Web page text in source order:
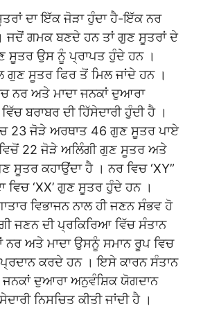
ਦਾ ਇੱਕ ਜੋੜਾ ਹੁੰਦਾ ਹੈ-ਇੱਕ ਨਰ
ਜਦੋਂ ਗਮਕ ਬਣਦੇ ਹਨ ਤਾਂ ਗੁਣ ਸੂਤਰਾਂ ਦੇ
ਉਸ ਨੂੰ ਪ੍ਰਾਪਤ ਹੁੰਦੇ ਹਨ ।
ਗੁਣ ਸੂਤਰ ਫਿਰ ਤੋਂ ਮਿਲ ਜਾਂਦੇ ਹਨ ।
ਨਰ ਅਤੇ ਮਾਦਾ ਜਨਕਾਂ ਦੁਆਰਾ
ਬਰਾਬਰ ਦੀ ਹਿੱਸੇਦਾਰੀ ਹੁੰਦੀ ਹੈ ।
23 ਜੋੜੇ ਅਰਥਾਤ 46 ਗੁਣ ਸੂਤਰ ਪਾਏ
22 ਜੋੜੇ ਅਲਿੰਗੀ ਗੁਣ ਸੂਤਰ ਅਤੇ
ਸੂਤਰ ਕਹਾਉਂਦਾ ਹੈ । ਨਰ ਵਿਚ ‘XY”
‘XX’ ਗੁਣ ਸੂਤਰ ਹੁੰਦੇ ਹਨ ।
ਵਿਭਾਜਨ ਨਾਲ ਹੀ ਜਣਨ ਸੰਭਵ ਹੋ
ਜਣਨ ਦੀ ਪ੍ਰਕਿਰਿਆ ਵਿੱਚ ਸੰਤਾਨ
ਨਰ ਅਤੇ ਮਾਦਾ ਉਸਨੂੰ ਸਮਾਨ ਰੂਪ ਵਿਚ
ਕਰਦੇ ਹਨ । ਇਸੇ ਕਾਰਨ ਸੰਤਾਨ
ਜਨਕਾਂ ਦੁਆਰਾ ਅਨੁਵੰਸ਼ਿਕ ਯੋਗਦਾਨ
ਨਿਸਚਿਤ ਕੀਤੀ ਜਾਂਦੀ ਹੈ ।